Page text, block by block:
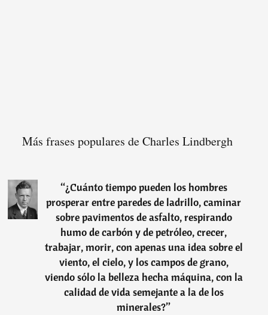
Más frases populares de Charles Lindbergh
“¿Cuánto tiempo pueden los hombres
prosperar entre paredes de ladrillo, caminar
sobre pavimentos de asfalto, respirando
humo de carbón y de petróleo, crecer,
trabajar, morir, con apenas una idea sobre el
viento, el cielo, y los campos de grano,
viendo sólo la belleza hecha máquina, con la
calidad de vida semejante a la de los
minerales?”